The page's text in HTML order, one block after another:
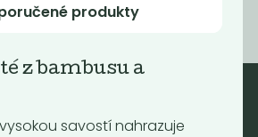
produkty
z bambusu a
savostí nahrazuje